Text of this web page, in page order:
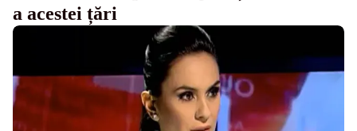
a acestei țări